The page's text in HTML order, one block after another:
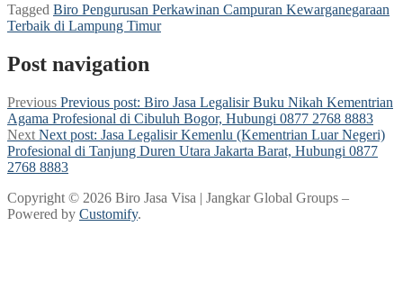
Tagged Biro Pengurusan Perkawinan Campuran Kewarganegaraan
Terbaik di Lampung Timur
Post navigation
Previous Previous post: Biro Jasa Legalisir Buku Nikah Kementrian
Agama Profesional di Cibuluh Bogor, Hubungi 0877 2768 8883
Next Next post: Jasa Legalisir Kemenlu (Kementrian Luar Negeri)
Profesional di Tanjung Duren Utara Jakarta Barat, Hubungi 0877
2768 8883
Copyright © 2026 Biro Jasa Visa | Jangkar Global Groups –
Powered by Customify.